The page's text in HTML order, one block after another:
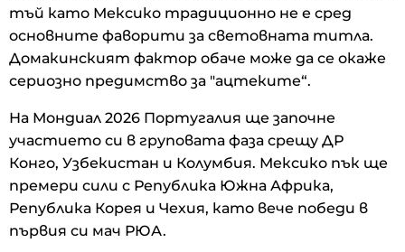
тъй като Мексико традиционно не е сред
основните фаворити за световната титла.
Домакинският фактор обаче може да се окаже
сериозно предимство за "ацтеките“.
На Мондиал 2026 Португалия ще започне
участието си в груповата фаза срещу ДР
Конго, Узбекистан и Колумбия. Мексико пък ще
премери сили с Република Южна Африка,
Република Корея и Чехия, като вече победи в
първия си мач РЮА.